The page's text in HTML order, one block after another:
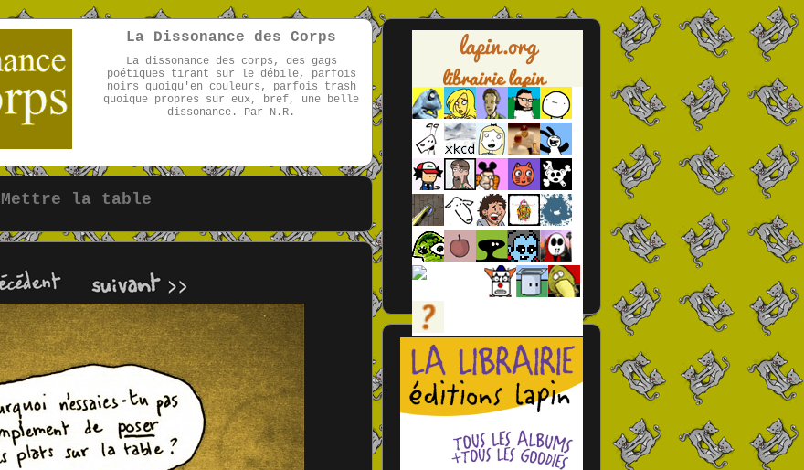
La Dissonance des Corps
La dissonance des corps, des gags
poétiques tirant sur le débile, parfois
noirs quoiqu'en couleurs, parfois trash
quoique propres sur eux, bref, une belle
dissonance. Par N.R.
Mettre la table